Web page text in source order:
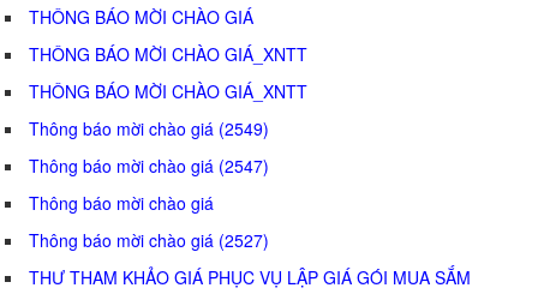
THÔNG BÁO MỜI CHÀO GIÁ
THÔNG BÁO MỜI CHÀO GIÁ_XNTT
THÔNG BÁO MỜI CHÀO GIÁ_XNTT
Thông báo mời chào giá (2549)
Thông báo mời chào giá (2547)
Thông báo mời chào giá
Thông báo mời chào giá (2527)
THƯ THAM KHẢO GIÁ PHỤC VỤ LẬP GIÁ GÓI MUA SẮM